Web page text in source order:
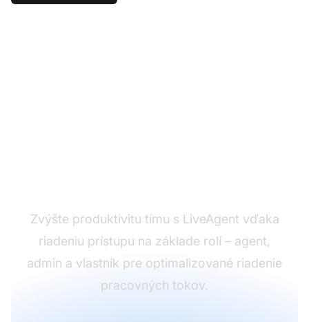
Zvýšte produktivitu tímu s LiveAgent vďaka
riadeniu prístupu na základe rolí – agent,
admin a vlastník pre optimalizované riadenie
pracovných tokov.